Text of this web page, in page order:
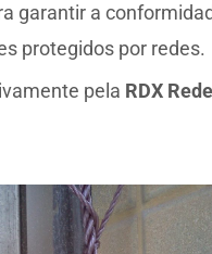
a
protegidos por redes.
pela RDX